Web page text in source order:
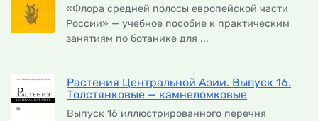
«Флора средней полосы европейской части
России» — учебное пособие к практическим
занятиям по ботанике для ...
Растения Центральной Азии. Выпуск 16.
Толстянковые — камнеломковые
Выпуск 16 иллюстрированного перечня